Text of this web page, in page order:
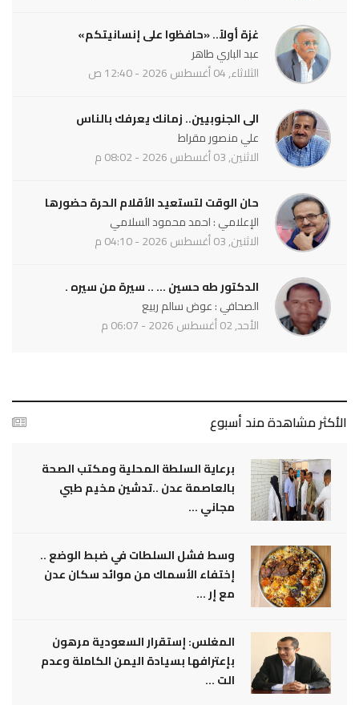
غزة أولاً.. «حافظوا على إنسانيتكم»
عبد الباري طاهر
الثلاثاء, 04 أغسطس 2026 - 12:40 ص
الى الجنوبيين.. زمانك يعرفك بالناس
علي منصور مقراط
الاثنين, 03 أغسطس 2026 - 08:02 م
حان الوقت لتستعيد الأقلام الحرة حضورها
الإعلامي : احمد محمود السلامي
الاثنين, 03 أغسطس 2026 - 04:10 م
الدكتور طه حسين ... .. سيرة من سيره .
الصحافي : عوض سالم ربيع
الأحد, 02 أغسطس 2026 - 06:07 م
الأكثر مشاهدة مند أسبوع
برعاية السلطة المحلية ومكتب الصحة
بالعاصمة عدن ..تدشين مخيم طبي
مجاني ...
وسط فشل السلطات في ضبط الوضع ..
إختفاء الأسماك من موائد سكان عدن
مع إر ...
المغلس: إستقرار السعودية مرهون
بإعترافها بسيادة اليمن الكاملة وعدم
الت ...